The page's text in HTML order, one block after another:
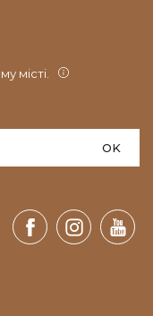
місті.
OK